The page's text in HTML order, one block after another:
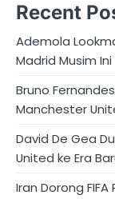
Recent
Ademola
Madrid Musim Ini
Bruno
Manchester
David De Gea
United ke Era
Iran Dorong